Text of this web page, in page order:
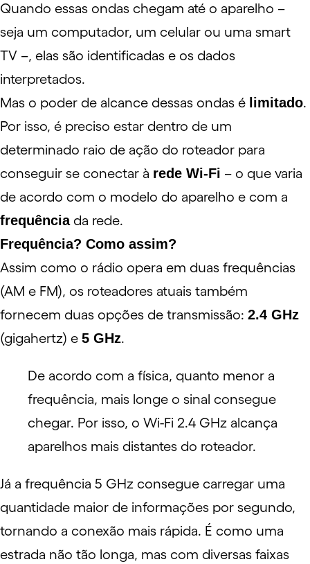
Quando essas ondas chegam até o aparelho –
seja um computador, um celular ou uma smart
TV –, elas são identificadas e os dados
interpretados.
Mas o poder de alcance dessas ondas é limitado.
Por isso, é preciso estar dentro de um
determinado raio de ação do roteador para
conseguir se conectar à rede Wi-Fi – o que varia
de acordo com o modelo do aparelho e com a
frequênciada rede.
Frequência? Como assim?
Assim como o rádio opera em duas frequências
(AM e FM), os roteadores atuais também
fornecem duas opções de transmissão: 2.4 GHz
(gigahertz) e 5 GHz.
De acordo com a física, quanto menor a
frequência, mais longe o sinal consegue
chegar. Por isso, o Wi-Fi 2.4 GHz alcança
aparelhos mais distantes do roteador.
Já a frequência 5 GHz consegue carregar uma
quantidade maior de informações por segundo,
tornando a conexão mais rápida. É como uma
estrada não tão longa, mas com diversas faixas